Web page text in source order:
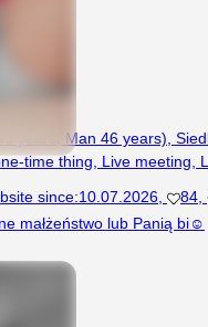
years, Man 46 years),
time thing Live meeting
since:10.07.2026 84
małżeństwo lub Panią bi☺️